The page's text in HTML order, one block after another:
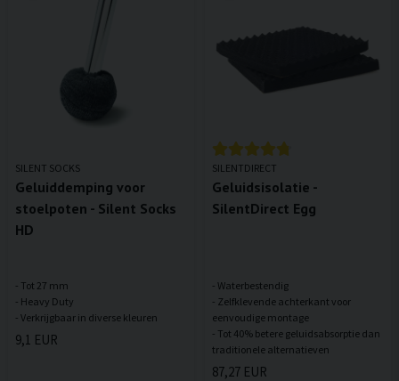
SILENT SOCKS
Geluiddemping voor
stoelpoten - Silent Socks
HD
- Tot 27 mm
- Heavy Duty
9,1 EUR
SILENTDIRECT
Geluidsisolatie -
SilentDirect Egg
- Waterbestendig
- Zelfklevende achterkant voor
eenvoudige montage
- Tot 40% betere geluidsabsorptie dan
87,27 EUR